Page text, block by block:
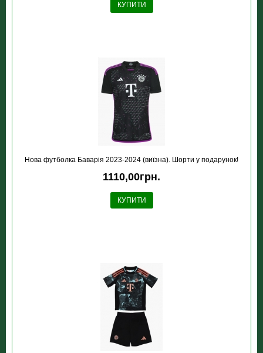
КУПИТИ
Нова футболка Баварія 2023-2024 (виїзна). Шорти у подарунок!
1110,00грн.
КУПИТИ